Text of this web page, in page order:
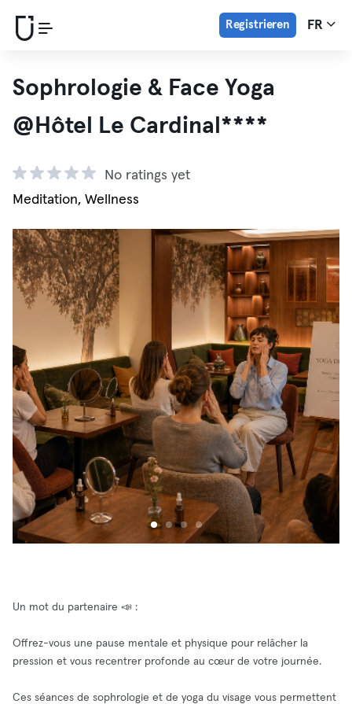
Registrieren FR
Sophrologie & Face Yoga
@Hôtel Le Cardinal****
No ratings yet
Meditation, Wellness
Un mot du partenaire 📣 :
Offrez-vous une pause mentale et physique pour relâcher la
pression et vous recentrer profonde au cœur de votre journée.
Ces séances de sophrologie et de yoga du visage vous permettent